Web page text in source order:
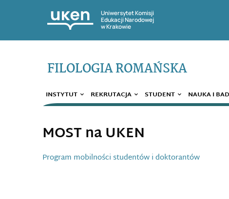
Uniwersytet Komisji
Edukacji Narodowej
w Krakowie
FILOLOGIA ROMAŃSKA
INSTYTUT REKRUTACJA STUDENT NAUKA I
MOST na UKEN
Program mobilności studentów i doktorantów